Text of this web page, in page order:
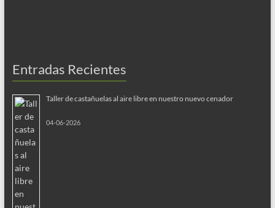
Entradas Recientes
Taller de castañuelas al aire libre en nuestro nuevo cenador
04-06-2026